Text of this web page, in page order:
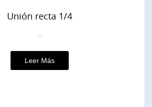
Unión recta 1/4
...
Leer Más